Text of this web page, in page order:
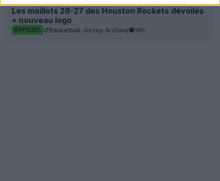
Les maillots 26-27 des Houston Rockets dévoilés
+ nouveau logo
OFFICIEL Basketball Jersey Archive 14h